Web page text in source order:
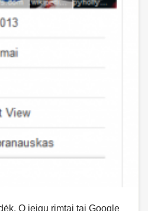
O jeigu rimtai tai Google